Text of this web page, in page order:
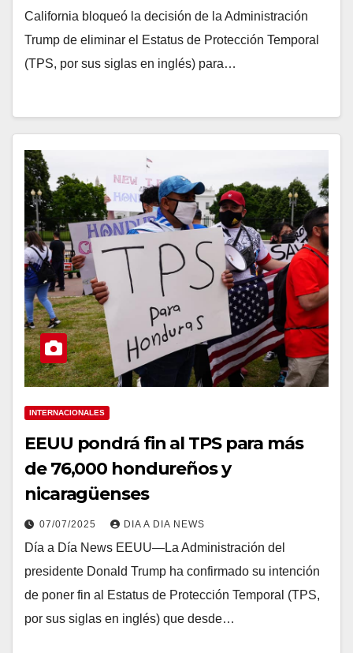
California bloqueó la decisión de la Administración
Trump de eliminar el Estatus de Protección Temporal
(TPS, por sus siglas en inglés) para…
INTERNACIONALES
EEUU pondrá fin al TPS para más
de 76,000 hondureños y
nicaragüenses
07/07/2025 DIA A DIA NEWS
Día a Día News EEUU—La Administración del
presidente Donald Trump ha confirmado su intención
de poner fin al Estatus de Protección Temporal (TPS,
por sus siglas en inglés) que desde…